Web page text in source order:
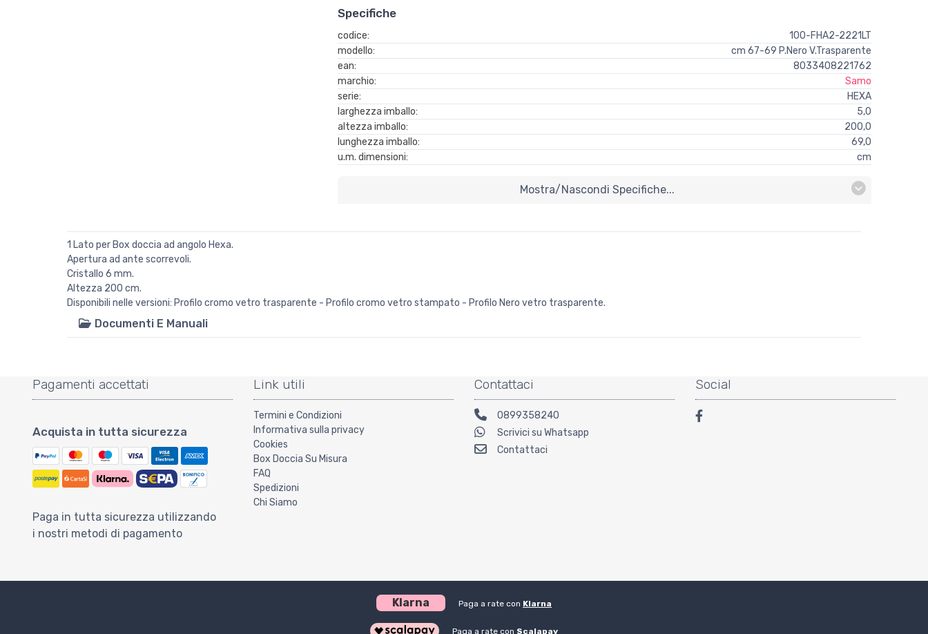
Specifiche
codice:
100-FHA2-2221LT
modello:
cm 67-69 P.Nero V.Trasparente
ean:
8033408221762
marchio:
Samo
serie:
HEXA
larghezza imballo:
5,0
altezza imballo:
200,0
lunghezza imballo:
69,0
u.m. dimensioni:
cm
Mostra/nascondi Specifiche...
1 Lato per Box doccia ad angolo Hexa.
Apertura ad ante scorrevoli.
Cristallo 6 mm.
Altezza 200 cm.
Disponibili nelle versioni: Profilo cromo vetro trasparente - Profilo cromo vetro stampato - Profilo Nero vetro trasparente.
Documenti E Manuali
Pagamenti accettati
Acquista in tutta sicurezza
Paga in tutta sicurezza utilizzando
i nostri metodi di pagamento
Link utili
Termini e Condizioni
Informativa sulla privacy
Cookies
Box Doccia Su Misura
FAQ
Spedizioni
Chi Siamo
Contattaci
0899358240
Scrivici su Whatsapp
Contattaci
Social
Klarna Paga a rate con Klarna
Paga a rate con Scalapay